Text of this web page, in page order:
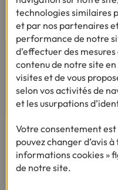
Du lundi au
AVIS ET
technologies similaires
et par nos partenaires
performance de notre
d’effectuer des
contenu de notre site
visites et de vous
selon vos activités de
et les usurpations
Votre consentement est
pouvez changer d’avis
informations cookies »
de notre site.